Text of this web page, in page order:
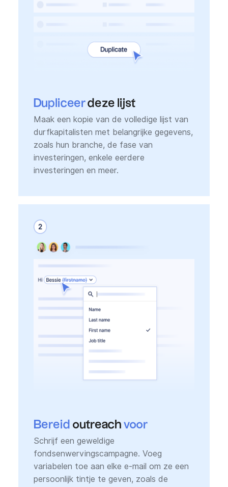
Dupliceerdeze lijst
Maak een kopie van de volledige lijst van
durfkapitalisten met belangrijke gegevens,
zoals hun branche, de fase van
investeringen, enkele eerdere
investeringen en meer.
Bereid outreach voor
Schrijf een geweldige
fondsenwervingscampagne. Voeg
variabelen toe aan elke e-mail om ze een
persoonlijk tintje te geven, zoals de